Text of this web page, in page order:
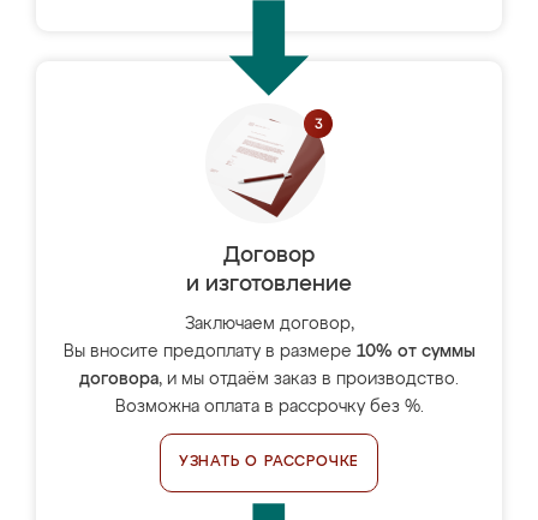
Договор
и изготовление
Заключаем договор,
Вы вносите предоплату в размере 10% от суммы
договора, и мы отдаём заказ в производство.
Возможна оплата в рассрочку без %.
УЗНАТЬ О РАССРОЧКЕ